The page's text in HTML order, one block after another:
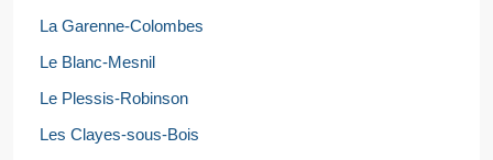
La Garenne-Colombes
Le Blanc-Mesnil
Le Plessis-Robinson
Les Clayes-sous-Bois